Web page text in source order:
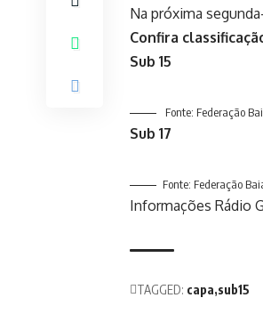
Na próxima
Confira
Sub 15
Fonte: Federação
Sub 17
Fonte: Federação
Informações Rádio
TAGGED: capa sub15